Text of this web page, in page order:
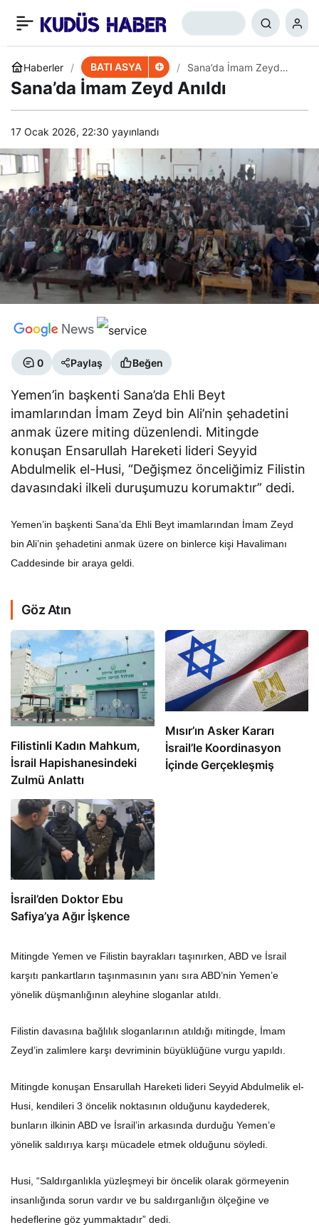
Haberler BATI ASYA
Sana’da İmam Zeyd
Anıldı
Sana’da İmam Zeyd Anıldı
17 Ocak 2026, 22:30 yayınlandı
0 Paylaş Beğen
Yemen’in başkenti Sana’da Ehli Beyt
imamlarından İmam Zeyd bin Ali’nin şehadetini
anmak üzere miting düzenlendi. Mitingde
konuşan Ensarullah Hareketi lideri Seyyid
Abdulmelik el-Husi, “Değişmez önceliğimiz Filistin
davasındaki ilkeli duruşumuzu korumaktır” dedi.
Yemen’in başkenti Sana’da Ehli Beyt imamlarından İmam Zeyd
bin Ali’nin şehadetini anmak üzere on binlerce kişi Havalimanı
Caddesinde bir araya geldi.
Göz Atın
Filistinli Kadın Mahkum,
İsrail Hapishanesindeki
Zulmü Anlattı
Mısır’ın Asker Kararı
İsrail’le Koordinasyon
İçinde Gerçekleşmiş
İsrail’den Doktor Ebu
Safiya’ya Ağır İşkence
Mitingde Yemen ve Filistin bayrakları taşınırken, ABD ve İsrail
karşıtı pankartların taşınmasının yanı sıra ABD’nin Yemen’e
yönelik düşmanlığının aleyhine sloganlar atıldı.
Filistin davasına bağlılık sloganlarının atıldığı mitingde, İmam
Zeyd’in zalimlere karşı devriminin büyüklüğüne vurgu yapıldı.
Mitingde konuşan Ensarullah Hareketi lideri Seyyid Abdulmelik el-
Husi, kendileri 3 öncelik noktasının olduğunu kaydederek,
bunların ilkinin ABD ve İsrail’in arkasında durduğu Yemen’e
yönelik saldırıya karşı mücadele etmek olduğunu söyledi.
Husi, “Saldırganlıkla yüzleşmeyi bir öncelik olarak görmeyenin
insanlığında sorun vardır ve bu saldırganlığın ölçeğine ve
hedeflerine göz yummaktadır” dedi.
İran’da Büyük İHA
Tatbikatı
+ 0 Paylaş